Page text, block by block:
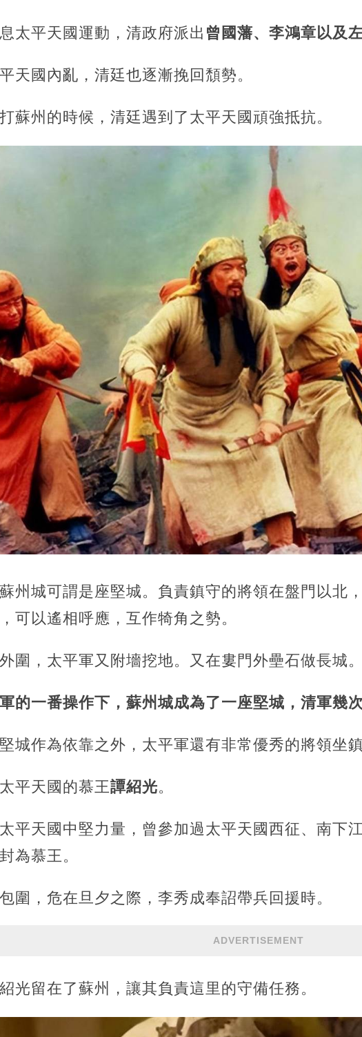
太平天國運動，清政府派出 曾國藩、李鴻章以及
天國內亂，清廷也逐漸挽回頹勢。
蘇州的時候，清廷遇到了太平天國頑強抵抗。
州城可謂是座堅城。負責鎮守的將領在盤門以北
可以遙相呼應，互作犄角之勢。
圍，太平軍又附墻挖地。又在婁門外壘石做長城。
的一番操作下，蘇州城成為了一座堅城，清軍幾
城作為依靠之外，太平軍還有非常優秀的將領坐鎮
平天國的慕王譚紹光。
平天國中堅力量，曾參加過太平天國西征、南下
為慕王。
圍，危在旦夕之際，李秀成奉詔帶兵回援時。
ADVERTISEMENT
光留在了蘇州，讓其負責這里的守備任務。